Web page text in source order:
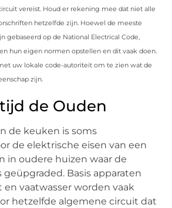
vereist. Houd er rekening mee dat niet alle
hetzelfde zijn. Hoewel de meeste
gebaseerd op de National Electrical Code,
hun eigen normen opstellen en dit vaak doen.
uw lokale code-autoriteit om te zien wat de
zijn.
de Ouden
de keuken is soms
de elektrische eisen van een
in oudere huizen waar de
Basis apparaten
en vaatwasser worden vaak
hetzelfde algemene circuit dat